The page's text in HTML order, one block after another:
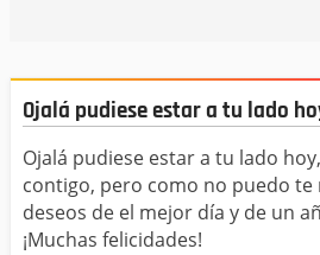
Ojalá pudiese estar a tu lado
Ojalá pudiese estar a tu lado
contigo, pero como no puedo
deseos de el mejor día y de un
¡Muchas felicidades!